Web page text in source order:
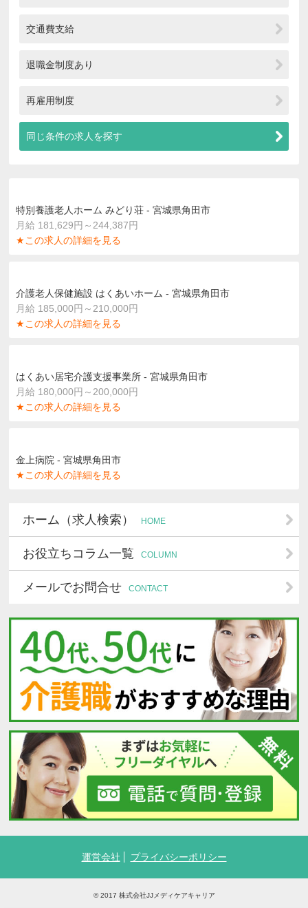
交通費支給
退職金制度あり
再雇用制度
同じ条件の求人を探す
特別養護老人ホーム みどり荘 - 宮城県角田市
月給 181,629円～244,387円
★この求人の詳細を見る
介護老人保健施設 はくあいホーム - 宮城県角田市
月給 185,000円～210,000円
★この求人の詳細を見る
はくあい居宅介護支援事業所 - 宮城県角田市
月給 180,000円～200,000円
★この求人の詳細を見る
金上病院 - 宮城県角田市
★この求人の詳細を見る
ホーム（求人検索） HOME
お役立ちコラム一覧COLUMN
メールでお問合せCONTACT
運営会社 プライバシーポリシー
© 2017 株式会社JJメディケアキャリア